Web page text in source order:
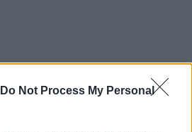
Do Not Process My Personal